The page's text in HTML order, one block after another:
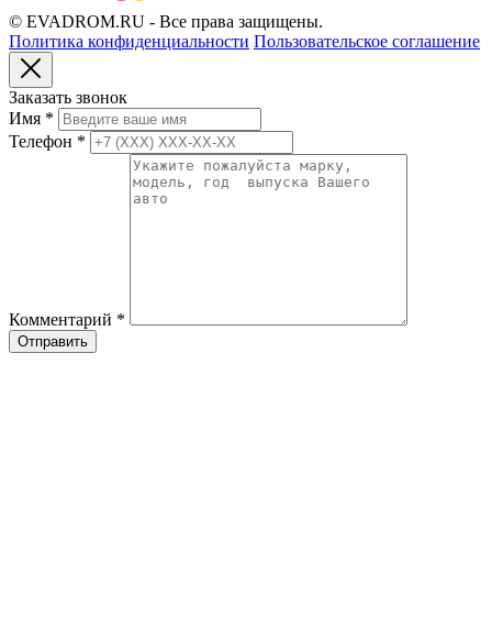
© EVADROM.RU - Все права защищены.
Политика конфиденциальности Пользовательское соглашение
Заказать звонок
Имя *
Телефон *
Комментарий *
Отправить